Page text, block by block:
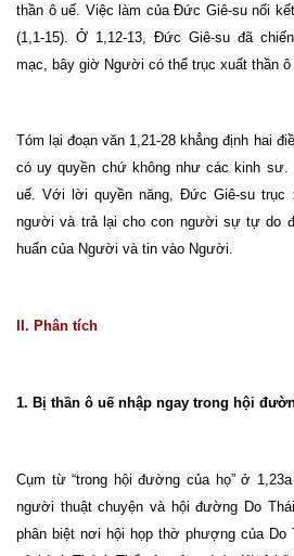
thần ô uế. Việc làm của Đức Giê-su nối
(1,1-15). Ở 1,12-13, Đức Giê-su đã
mạc, bây giờ Người có thể trục xuất thần ô
Tóm lại đoạn văn 1,21-28 khẳng định hai
có uy quyền chứ không như các kinh
uế. Với lời quyền năng, Đức Giê-su trục
người và trả lại cho con người sự tự do
huấn của Người và tin vào Người.
II. Phân tích
1. Bị thần ô uế nhập ngay trong hội
Cụm từ “trong hội đường của họ” ở
người thuật chuyện và hội đường Do
phân biệt nơi hội họp thờ phượng của Do